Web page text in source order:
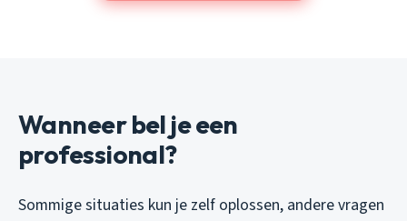
Wanneer bel je een
professional?
Sommige situaties kun je zelf oplossen, andere vragen